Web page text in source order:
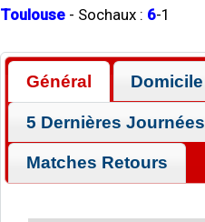
Toulouse - Sochaux : 6-1
Général Domicile
5 Dernières Journées
Matches Retours